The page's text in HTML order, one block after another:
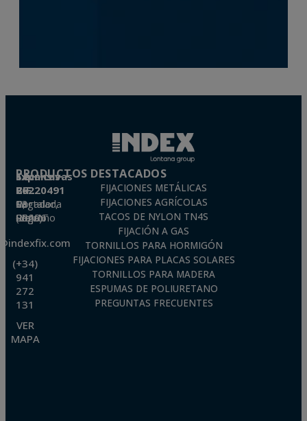
Técnicas Expansivas S.L.
CIF: B-26220491
P. I. La Portalada II, C/ Segador, 13
26006 · Logroño (La Rioja) · SPAIN
(+34)
941
272
131
VER
MAPA
PRODUCTOS DESTACADOS
FIJACIONES METÁLICAS
FIJACIONES AGRÍCOLAS
TACOS DE NYLON TN4S
FIJACIÓN A GAS
TORNILLOS PARA HORMIGÓN
FIJACIONES PARA PLACAS SOLARES
TORNILLOS PARA MADERA
ESPUMAS DE POLIURETANO
PREGUNTAS FRECUENTES